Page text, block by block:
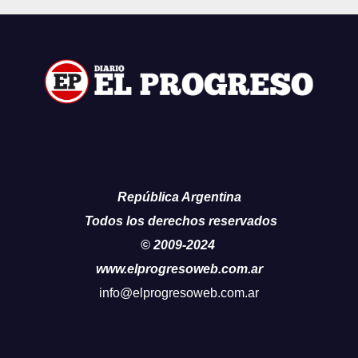
República Argentina
Todos los derechos reservados
© 2009-2024
www.elprogresoweb.com.ar
info@elprogresoweb.com.ar